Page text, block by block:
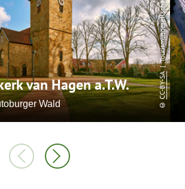
van Hagen a.T.W.
Wald ©
CC-BY-SA